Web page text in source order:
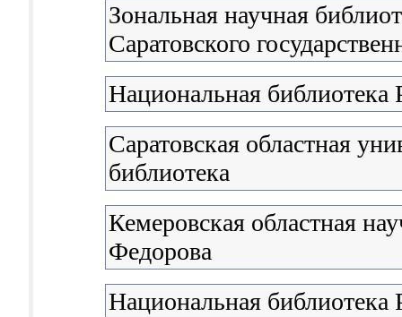
Зональная научная
Саратовского
Национальная
Саратовская областная
библиотека
Кемеровская областная
Федорова
Национальная библиотека